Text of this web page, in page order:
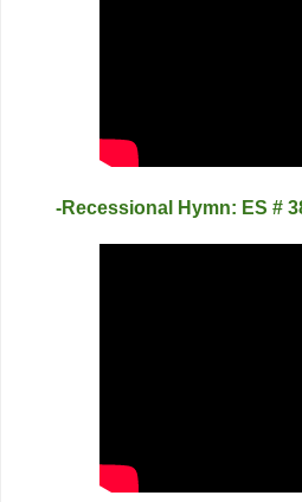
-Recessional Hymn: ES #